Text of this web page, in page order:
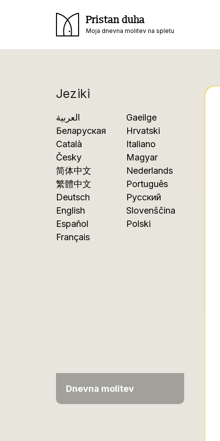
Pristan duha
Moja dnevna molitev na spletu
Jeziki
العربية
Беларуская
Català
Česky
简体中文
繁體中文
Deutsch
English
Español
Français
Gaeilge
Hrvatski
Italiano
Magyar
Nederlands
Português
Русский
Slovenščina
Polski
Dnevna molitev